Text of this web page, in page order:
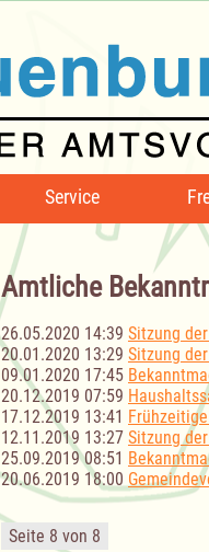
Service
Amtliche
26.05.2020 14:39 Sitzung
20.01.2020 13:29 Sitzung
09.01.2020 17:45
20.12.2019 07:59
17.12.2019 13:41
12.11.2019 13:27 Sitzung
25.09.2019 08:51
20.06.2019 18:00
Seite 8 von 8